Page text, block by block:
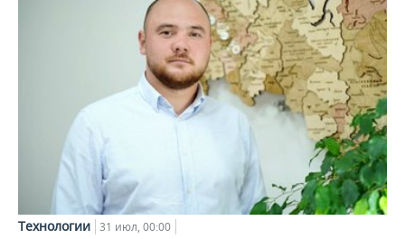
Технологии 31 июл, 00:00